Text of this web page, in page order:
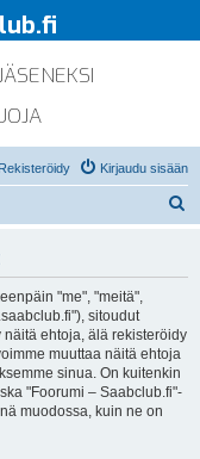
Kirjaudu sisään
Rekisteröidy
"me", "meitä",
sitoudut
ehtoja, älä rekisteröidy
muuttaa näitä ehtoja
sinua. On kuitenkin
"Foorumi – Saabclub.fi"-
muodossa, kuin ne on